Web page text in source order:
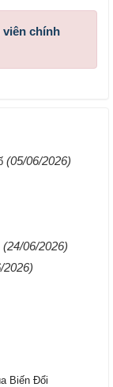
viên chính
(05/06/2026)
(24/06/2026)
2026)
Biến Đổi